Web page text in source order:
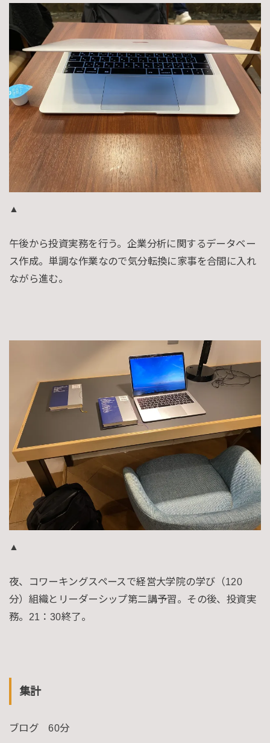
▲
午後から投資実務を行う。企業分析に関するデータベー
ス作成。単調な作業なので気分転換に家事を合間に入れ
ながら進む。
▲
夜、コワーキングスペースで経営大学院の学び（120
分）組織とリーダーシップ第二講予習。その後、投資実
務。21：30終了。
集計
ブログ 60分